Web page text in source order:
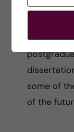
and on my
lab. Some
some of
of the